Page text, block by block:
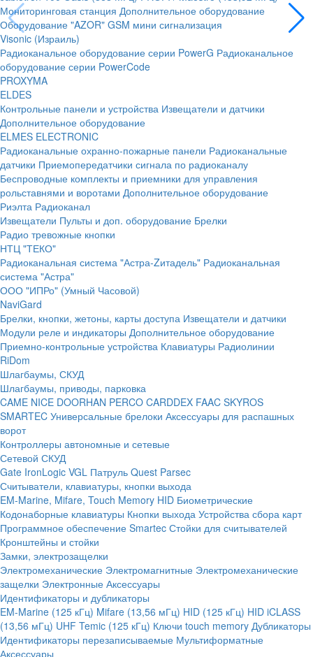
Мониторинговая станция Дополнительное оборудование
Оборудование "AZOR" GSM мини сигнализация
Visonic (Израиль)
Радиоканальное оборудование серии PowerG Радиоканальное
оборудование серии PowerCode
PROXYMA
ELDES
Контрольные панели и устройства Извещатели и датчики
Дополнительное оборудование
ELMES ELECTRONIC
Радиоканальные охранно-пожарные панели Радиоканальные
датчики Приемопередатчики сигнала по радиоканалу
Беспроводные комплекты и приемники для управления
рольставнями и воротами Дополнительное оборудование
Риэлта Радиоканал
Извещатели Пульты и доп. оборудование Брелки
Радио тревожные кнопки
НТЦ "ТЕКО"
Радиоканальная система "Астра-Zитадель" Радиоканальная
система "Астра"
ООО "ИПРо" (Умный Часовой)
NaviGard
Брелки, кнопки, жетоны, карты доступа Извещатели и датчики
Модули реле и индикаторы Дополнительное оборудование
Приемно-контрольные устройства Клавиатуры Радиолинии
RiDom
Шлагбаумы, СКУД
Шлагбаумы, приводы, парковка
CAME NICE DOORHAN PERCO CARDDEX FAAC SKYROS
SMARTEC Универсальные брелоки Аксессуары для распашных
ворот
Контроллеры автономные и сетевые
Сетевой СКУД
Gate IronLogic VGL Патруль Quest Parsec
Считыватели, клавиатуры, кнопки выхода
EM-Marine, Mifare, Touch Memory HID Биометрические
Кодонаборные клавиатуры Кнопки выхода Устройства сбора карт
Программное обеспечение Smartec Стойки для считывателей
Кронштейны и стойки
Замки, электрозащелки
Электромеханические Электромагнитные Электромеханические
защелки Электронные Аксессуары
Идентификаторы и дубликаторы
EM-Marine (125 кГц) Mifare (13,56 мГц) HID (125 кГц) HID iCLASS
(13,56 мГц) UHF Temic (125 кГц) Ключи touch memory Дубликаторы
Идентификаторы перезаписываемые Мультиформатные
Аксессуары